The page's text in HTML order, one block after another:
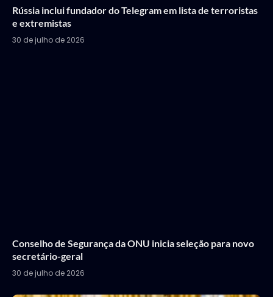
Rússia inclui fundador do Telegram em lista de terroristas
e extremistas
30 de julho de 2026
Conselho de Segurança da ONU inicia seleção para novo
secretário-geral
30 de julho de 2026